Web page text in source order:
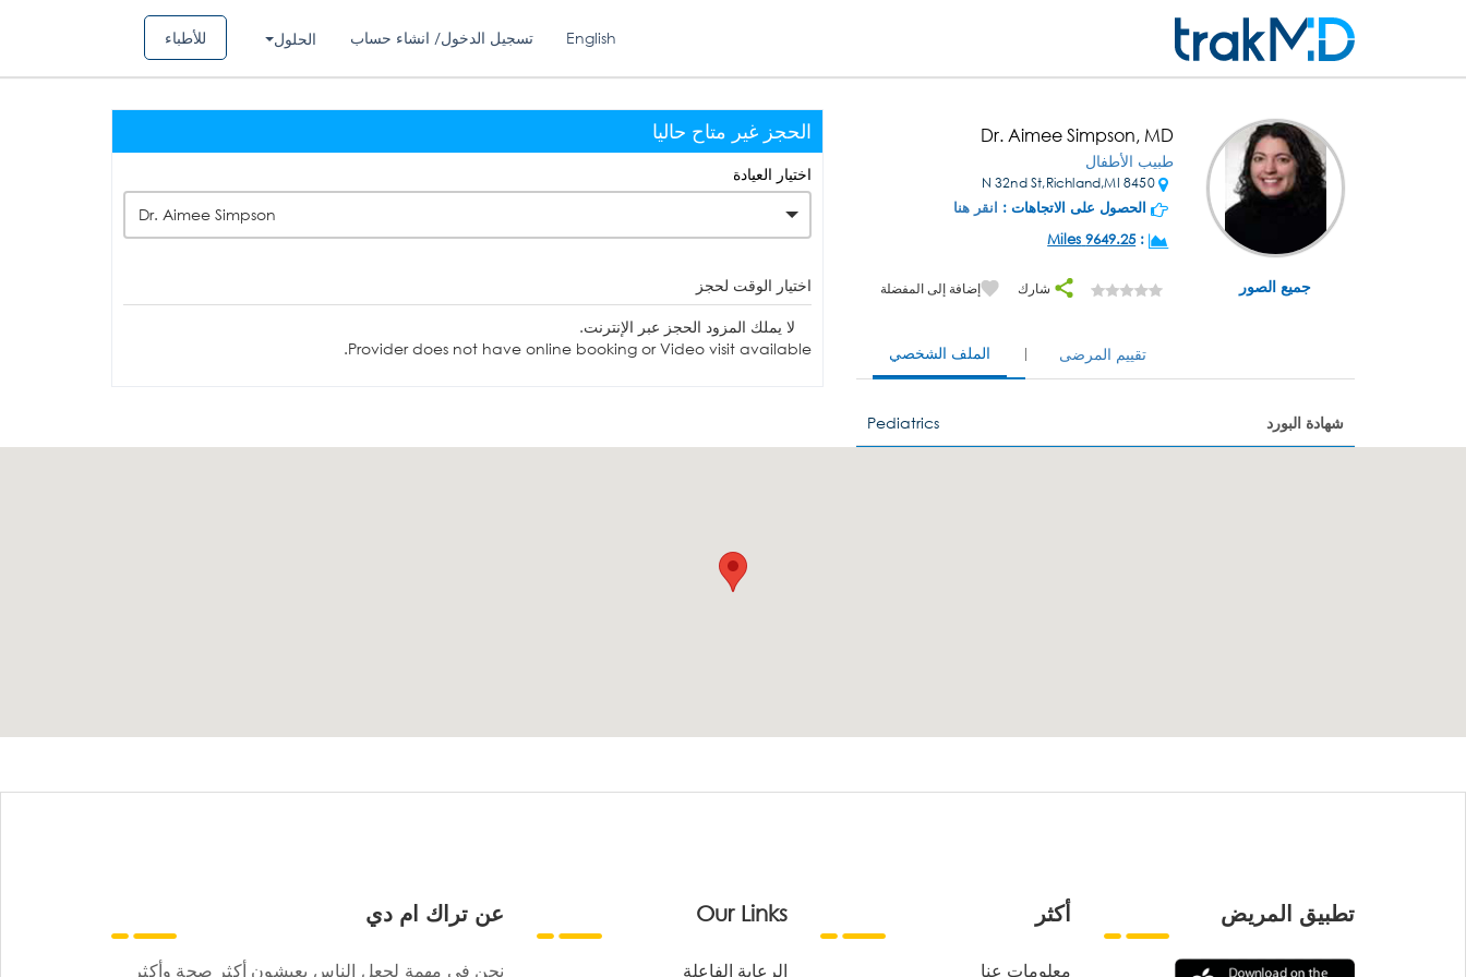
للأطباء الحلول تسجيل الدخول/ انشاء حساب English
جميع الصور
Dr. Aimee Simpson, MD
طبيب الأطفال
8450 N 32nd St,Richland,MI
الحصول على الاتجاهات : انقر هنا
:
9649.25 Miles
شارك إضافة إلى المفضلة
الملف الشخصي تقييم المرضى
شهادة البورد Pediatrics
الحجز غير متاح حاليا
اختيار العيادة
Dr. Aimee Simpson
اختيار الوقت لحجز
لا يملك المزود الحجز عبر الإنترنت.
Provider does not have online booking or Video visit available.
عن تراك ام دي
نحن في مهمة لجعل الناس يعيشون أكثر صحة وأكثر
Our Links
الرعاية الفاعلة
أكثر
معلومات عنا
تطبيق المريض